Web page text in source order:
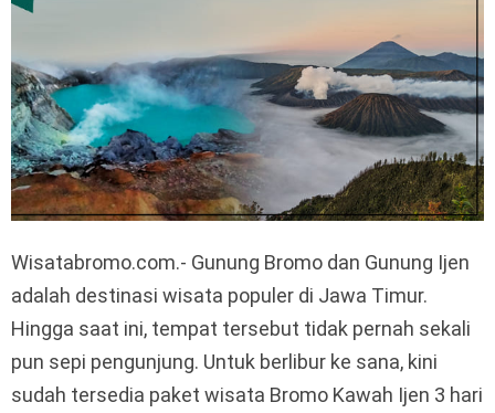
Wisatabromo.com.- Gunung Bromo dan Gunung Ijen
adalah destinasi wisata populer di Jawa Timur.
Hingga saat ini, tempat tersebut tidak pernah sekali
pun sepi pengunjung. Untuk berlibur ke sana, kini
sudah tersedia paket wisata Bromo Kawah Ijen 3 hari